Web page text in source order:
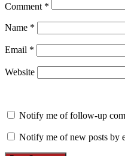
Comment *
Name *
Email *
Website
Notify me of follow-up
Notify me of new posts by